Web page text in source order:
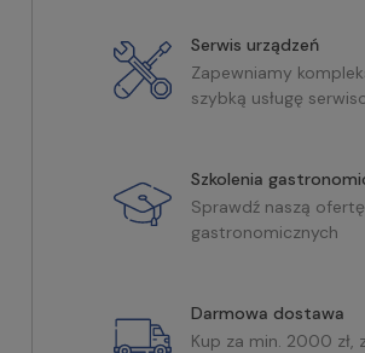
Serwis urządzeń
Zapewniamy
szybką usługę
Szkolenia
Sprawdź naszą
gastronomicznych
Darmowa dostawa
Kup za min. 2000 zł,